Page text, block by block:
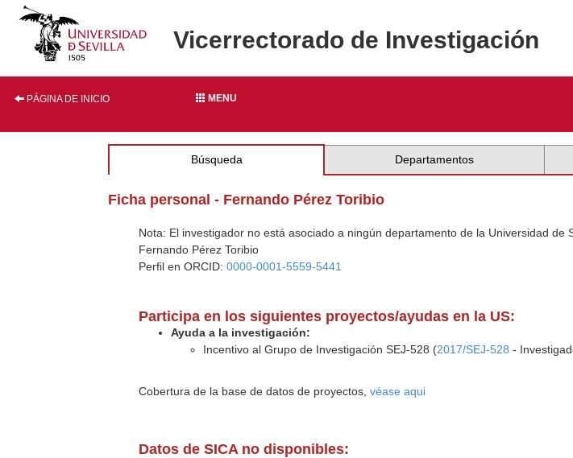
Vicerrectorado de Investigación
PÁGINA DE INICIO MENU
Búsqueda Departamentos
Ficha personal - Fernando Pérez Toribio
Nota: El investigador no está asociado a ningún departamento de la Universidad de
Fernando Pérez Toribio
Perfil en ORCID:0000-0001-5559-5441
Participa en los siguientes proyectos/ayudas en la US:
Ayuda a la investigación:
Incentivo al Grupo de Investigación SEJ-528 (2017/SEJ-528 -
Cobertura de la base de datos de proyectos,véase aqui
Datos de SICA no disponibles: